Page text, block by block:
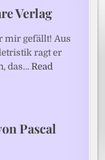
Verlag
mir gefällt! Aus
ragt er
das…Read
Pascal